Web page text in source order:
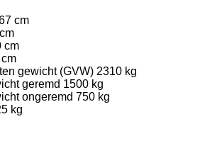
cm
cm
gewicht (GVW) 2310 kg
geremd 1500 kg
ongeremd 750 kg
kg